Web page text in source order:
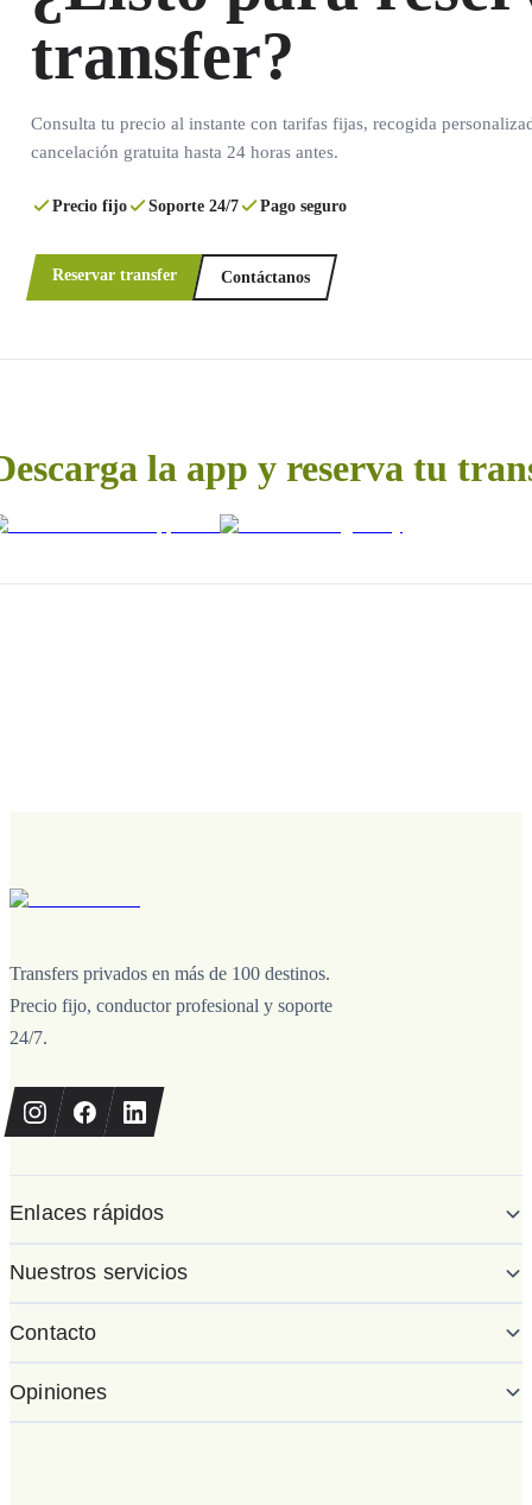
transfer?
Consulta tu precio al instante con tarifas fijas, recogida
cancelación gratuita hasta 24 horas antes.
Precio fijo Soporte 24/7 Pago seguro
Reservar transfer Contáctanos
la app y reserva tu
Transfers privados en más de 100 destinos.
Precio fijo, conductor profesional y soporte
24/7.
Enlaces rápidos
Nuestros servicios
Contacto
Opiniones